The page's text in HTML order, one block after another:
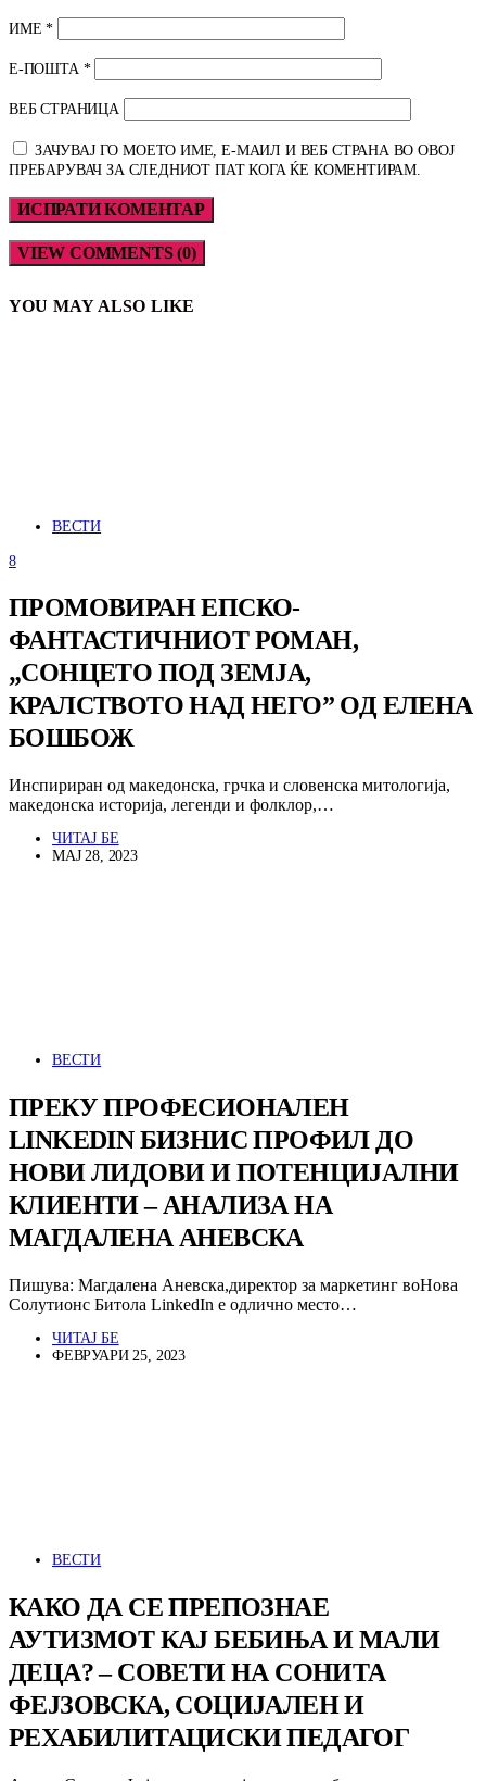
ИМЕ*
Е-ПОШТА *
ВЕБ СТРАНИЦА
ЗАЧУВАЈ ГО МОЕТО ИМЕ, Е-МАИЛ И ВЕБ СТРАНА ВО ОВОЈ
ПРЕБАРУВАЧ ЗА СЛЕДНИОТ ПАТ КОГА ЌЕ КОМЕНТИРАМ.
VIEW COMMENTS (0)
YOU MAY ALSO LIKE
ВЕСТИ
8
ПРОМОВИРАН ЕПСКО-
ФАНТАСТИЧНИОТ РОМАН,
„СОНЦЕТО ПОД ЗЕМЈА,
КРАЛСТВОТО НАД НЕГО” ОД ЕЛЕНА
БОШБОЖ
Инспириран од македонска, грчка и словенска митологија,
македонска историја, легенди и фолклор,…
ЧИТАЈ БЕ
МАЈ 28, 2023
ВЕСТИ
ПРЕКУ ПРОФЕСИОНАЛЕН
LINKEDIN БИЗНИС ПРОФИЛ ДО
НОВИ ЛИДОВИ И ПОТЕНЦИЈАЛНИ
КЛИЕНТИ – АНАЛИЗА НА
МАГДАЛЕНА АНЕВСКА
Пишува: Магдалена Аневска,директор за маркетинг воНова
Солутионс Битола LinkedIn е одлично место…
ЧИТАЈ БЕ
ФЕВРУАРИ 25, 2023
ВЕСТИ
КАКО ДА СЕ ПРЕПОЗНАЕ
АУТИЗМОТ КАЈ БЕБИЊА И МАЛИ
ДЕЦА? – СОВЕТИ НА СОНИТА
ФЕЈЗОВСКА, СОЦИЈАЛЕН И
РЕХАБИЛИТАЦИСКИ ПЕДАГОГ